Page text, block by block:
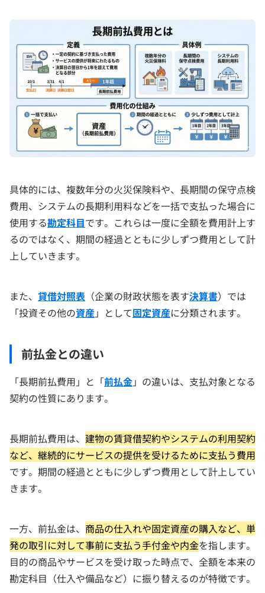
具体的には、複数年分の火災保険料や、長期間の保守点検
費用、システムの長期利用料などを一括で支払った場合に
使用する勘定科目です。これらは一度に全額を費用計上す
るのではなく、期間の経過とともに少しずつ費用として計
上していきます。
また、 貸借対照表 （企業の財政状態を表す決算書）では
「投資その他の資産」として固定資産に分類されます。
前払金との違い
「長期前払費用」と「前払金」の違いは、支払対象となる
契約の性質にあります。
長期前払費用は、 建物の賃貸借契約やシステムの利用契約
など、継続的にサービスの提供を受けるために支払う費用
です。期間の経過とともに少しずつ費用として計上してい
きます。
一方、前払金は、 商品の仕入れや固定資産の購入など、単
発の取引に対して事前に支払う手付金や内金を指します。
目的の商品やサービスを受け取った時点で、全額を本来の
勘定科目（仕入や備品など）に振り替えるのが特徴です。